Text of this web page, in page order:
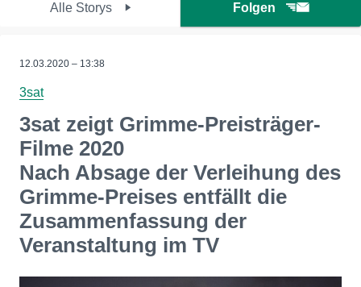
Alle Storys Folgen
12.03.2020 – 13:38
3sat
3sat zeigt Grimme-Preisträger-
Filme 2020
Nach Absage der Verleihung des
Grimme-Preises entfällt die
Zusammenfassung der
Veranstaltung im TV